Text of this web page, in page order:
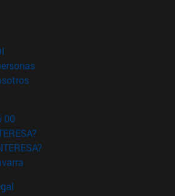
nueva ventana)
(abre en nueva ventana)
(abre en nueva ventana)
00